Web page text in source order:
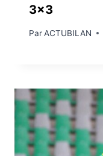
3×3
ParACTUBILAN